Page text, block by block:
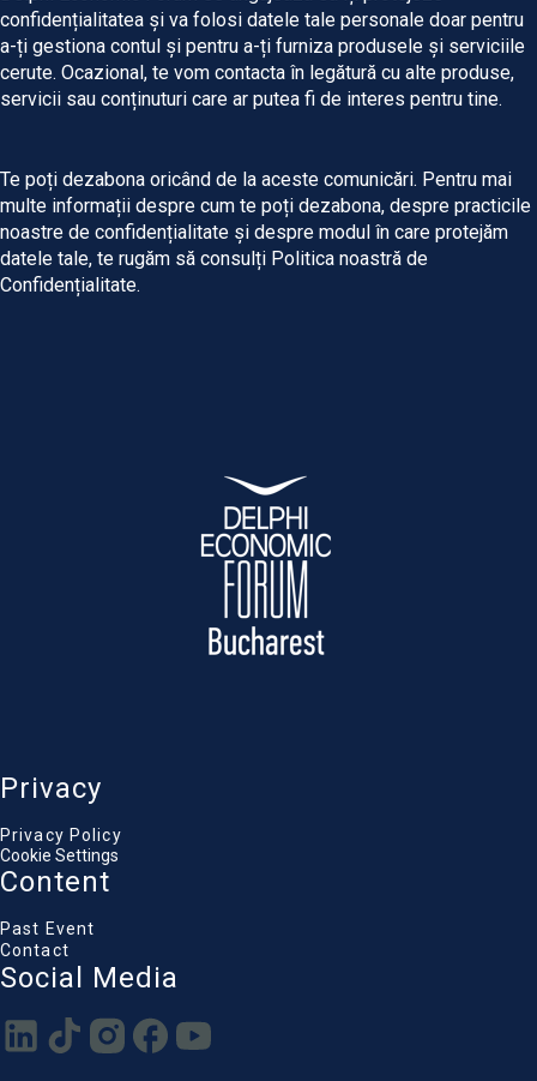
confidențialitatea și va folosi datele tale personale doar pentru
a-ți gestiona contul și pentru a-ți furniza produsele și serviciile
cerute. Ocazional, te vom contacta în legătură cu alte produse,
servicii sau conținuturi care ar putea fi de interes pentru tine.
Te poți dezabona oricând de la aceste comunicări. Pentru mai
multe informații despre cum te poți dezabona, despre practicile
noastre de confidențialitate și despre modul în care protejăm
datele tale, te rugăm să consulți Politica noastră de
Confidențialitate.
Privacy
Privacy Policy
Cookie Settings
Content
Past Event
Contact
Social Media